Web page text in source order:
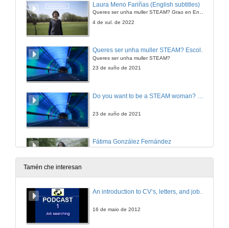
Laura Meno Fariñas (English subtitles)
Queres ser unha muller STEAM? Grao en Enxeñaría Agraria
4 de xul. de 2022
Queres ser unha muller STEAM? Escola de Enxeñaría de Minas e Enerxía
Queres ser unha muller STEAM?
23 de xuño de 2021
23 de xuño de 2021
Fátima González Fernández
Queres ser unha muller STEAM? Escola de Enxeñaría de Minas e Enerxía
23 de xuño de 2021
Tamén che interesan
An introduction to CV’s, letters, and job searching
16 de maio de 2012